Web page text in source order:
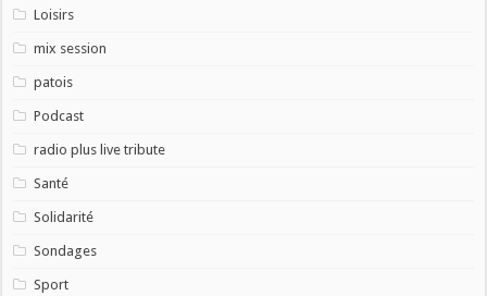
Loisirs
mix session
patois
Podcast
radio plus live tribute
Santé
Solidarité
Sondages
Sport